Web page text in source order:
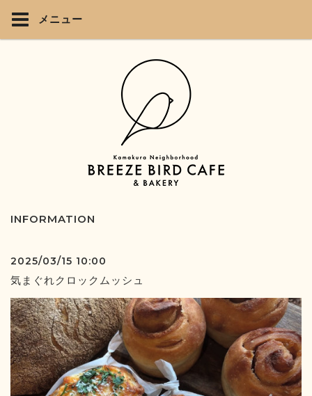
メニュー
INFORMATION
2025/03/15 10:00
気まぐれクロックムッシュ